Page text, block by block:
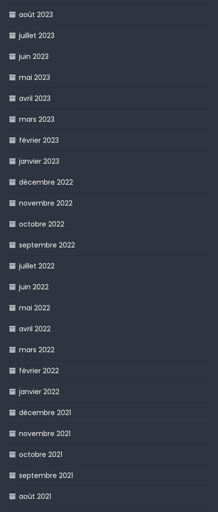
août 2023
juillet 2023
juin 2023
mai 2023
avril 2023
mars 2023
février 2023
janvier 2023
décembre 2022
novembre 2022
octobre 2022
septembre 2022
juillet 2022
juin 2022
mai 2022
avril 2022
mars 2022
février 2022
janvier 2022
décembre 2021
novembre 2021
octobre 2021
septembre 2021
août 2021